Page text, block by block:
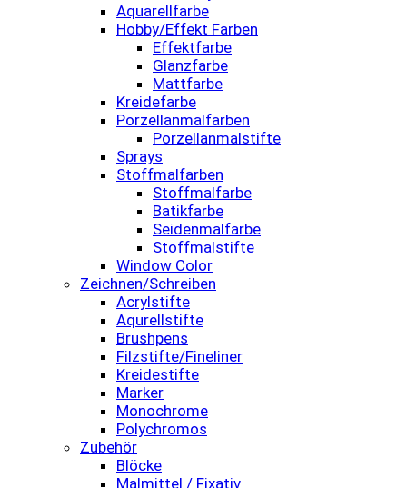
Aquarellfarbe
Hobby/Effekt Farben
Effektfarbe
Glanzfarbe
Mattfarbe
Kreidefarbe
Porzellanmalfarben
Porzellanmalstifte
Sprays
Stoffmalfarben
Stoffmalfarbe
Batikfarbe
Seidenmalfarbe
Stoffmalstifte
Window Color
Zeichnen/Schreiben
Acrylstifte
Aqurellstifte
Brushpens
Filzstifte/Fineliner
Kreidestifte
Marker
Monochrome
Polychromos
Zubehör
Blöcke
Malmittel / Fixativ